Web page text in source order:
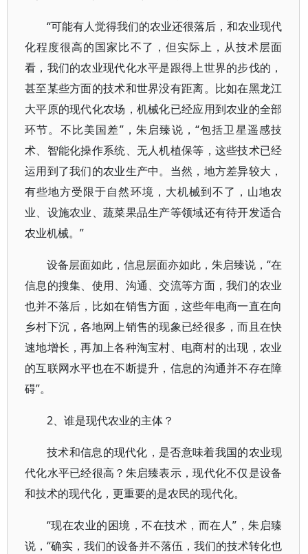
“可能有人觉得我们的农业还很落后，和农业现代
化程度很高的国家比不了，但实际上，从技术层面
看，我们的农业现代化水平是跟得上世界的步伐的，
甚至某些方面的技术和世界没有距离。比如在黑龙江
大平原的现代化农场，机械化已经应用到农业的全部
环节。不比美国差”，朱启臻说，“包括卫星遥感技
术、智能化操作系统、无人机植保等，这些技术已经
运用到了我们的农业生产中。当然，地方差异较大，
有些地方受限于自然环境，大机械到不了，山地农
业、设施农业、蔬菜果品生产等领域还有待开发适合
农业机械。”
设备层面如此，信息层面亦如此，朱启臻说，“在
信息的搜集、使用、沟通、交流等方面，我们的农业
也并不落后，比如在销售方面，这些年电商一直在向
乡村下沉，各地网上销售的现象已经很多，而且在快
速地增长，再加上各种淘宝村、电商村的出现，农业
的互联网水平也在不断提升，信息的沟通并不存在障
碍”。
2、谁是现代农业的主体？
技术和信息的现代化，是否意味着我国的农业现
代化水平已经很高？朱启臻表示，现代化不仅是设备
和技术的现代化，更重要的是农民的现代化。
“现在农业的困境，不在技术，而在人”，朱启臻
说，“确实，我们的设备并不落伍，我们的技术转化也